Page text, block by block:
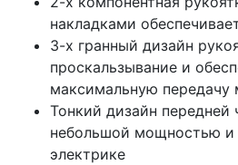
накладками
3-х гранный дизайн
проскальзывание и
максимальную передачу
Тонкий дизайн передней
небольшой мощностью и
электрике